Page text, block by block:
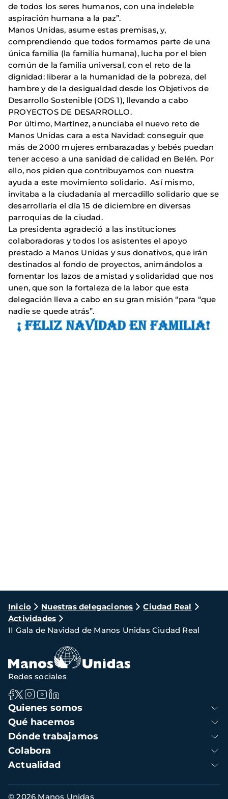
de todos los seres humanos, con una indeleble
aspiración humana a la paz”.
Manos Unidas, asume estas premisas, y,
comprendiendo que todos formamos parte de una
única familia (la familia humana), lucha por el bien
común de la familia universal, con el reto de la
dignidad: liberar a la humanidad de la pobreza, del
hambre y de la desigualdad desde los Objetivos de
Desarrollo Sostenible (ODS 1), llevando a cabo
PROYECTOS DE DESARROLLO.
Por último, Martínez, anunciaba el nuevo reto de
Manos Unidas cara a esta Navidad: conseguir que
más de 2000 mujeres embarazadas y bebés puedan
tener acceso a una sanidad de calidad en Belén. Por
ello, nos piden que contribuyamos con nuestra
ayuda a este movimiento solidario. Así mismo,
invitaba a la ciudadanía al mercadillo solidario que se
desarrollaría el día 15 de diciembre en diversas
parroquias de la ciudad.
La presidenta agradeció a las instituciones
colaboradoras y todos los asistentes el apoyo
prestado a Manos Unidas y sus donativos, que irán
destinados al fondo de proyectos, animándolos a
fomentar los lazos de amistad y solidaridad que nos
unen, que son la fortaleza de la labor que esta
delegación lleva a cabo en su gran misión “para “que
nadie se quede atrás”.
Ruta
de
navegación
Inicio Nuestras delegaciones
Ciudad Real
Actividades
II Gala de Navidad de Manos Unidas Ciudad Real
Navegación
principal
Quienes somos
Qué hacemos
Dónde trabajamos
Colabora
Actualidad
Redes sociales
Información
© 2026 Manos Unidas